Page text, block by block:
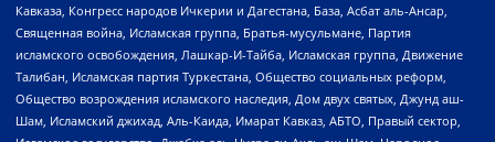
Кавказа, Конгресс народов Ичкерии и Дагестана, База, Асбат аль-Ансар,
Священная война, Исламская группа, Братья-мусульмане, Партия
исламского освобождения, Лашкар-И-Тайба, Исламская группа, Движение
Талибан, Исламская партия Туркестана, Общество социальных реформ,
Общество возрождения исламского наследия, Дом двух святых, Джунд аш-
Шам, Исламский джихад, Аль-Каида, Имарат Кавказ, АБТО, Правый сектор,